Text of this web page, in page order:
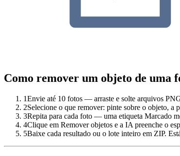
Como remover um objeto de uma
1Envie até 10 fotos — arraste e solte arquivos
2Selecione o que remover: pinte sobre o objeto, a
3Repita para cada foto — uma etiqueta Marcado
4Clique em Remover objetos e a IA preenche o
5Baixe cada resultado ou o lote inteiro em ZIP.